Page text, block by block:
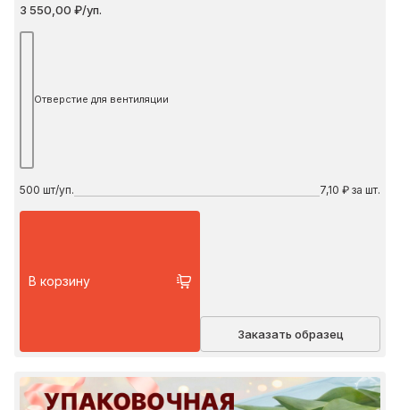
3 550,00 ₽/уп.
Отверстие для вентиляции
500 шт/уп. 7,10 ₽ за шт.
В корзину
Заказать образец